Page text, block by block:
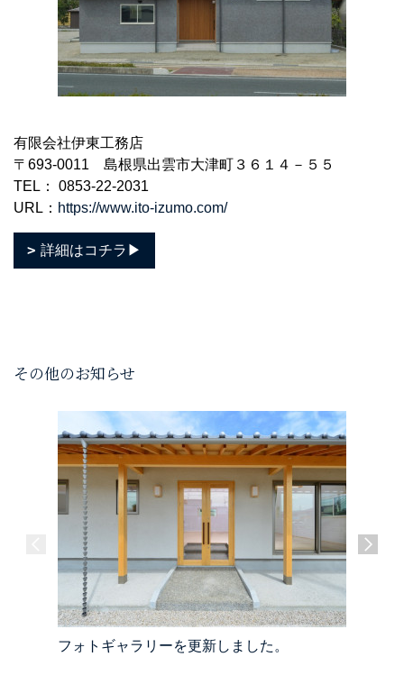
有限会社伊東工務店
〒693-0011 島根県出雲市大津町３６１４－５５
TEL： 0853-22-2031
URL： https://www.ito-izumo.com/
詳細はコチラ▶
その他のお知らせ
フォトギャラリーを更新しました。